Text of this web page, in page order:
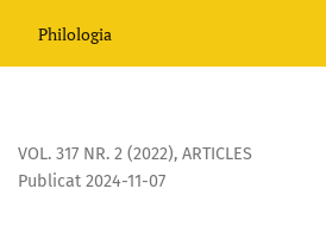
Philologia
VOL. 317 NR. 2 (2022), ARTICLES
Publicat 2024-11-07